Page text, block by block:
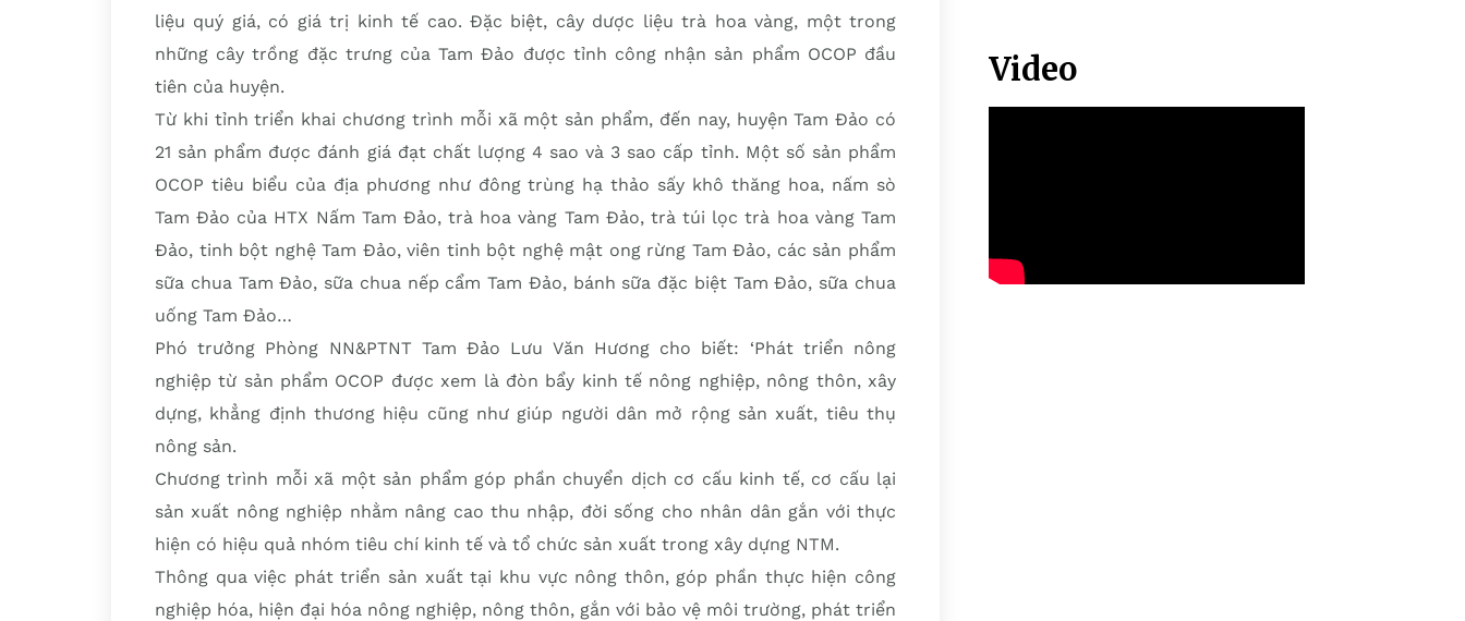
liệu quý giá, có giá trị kinh tế cao. Đặc biệt, cây dược liệu trà hoa vàng, một trong
những cây trồng đặc trưng của Tam Đảo được tỉnh công nhận sản phẩm OCOP đầu
tiên của huyện.
Từ khi tỉnh triển khai chương trình mỗi xã một sản phẩm, đến nay, huyện Tam Đảo có
21 sản phẩm được đánh giá đạt chất lượng 4 sao và 3 sao cấp tỉnh. Một số sản phẩm
OCOP tiêu biểu của địa phương như đông trùng hạ thảo sấy khô thăng hoa, nấm sò
Tam Đảo của HTX Nấm Tam Đảo, trà hoa vàng Tam Đảo, trà túi lọc trà hoa vàng Tam
Đảo, tinh bột nghệ Tam Đảo, viên tinh bột nghệ mật ong rừng Tam Đảo, các sản phẩm
sữa chua Tam Đảo, sữa chua nếp cẩm Tam Đảo, bánh sữa đặc biệt Tam Đảo, sữa chua
uống Tam Đảo…
Phó trưởng Phòng NN&PTNT Tam Đảo Lưu Văn Hương cho biết: ‘Phát triển nông
nghiệp từ sản phẩm OCOP được xem là đòn bẩy kinh tế nông nghiệp, nông thôn, xây
dựng, khẳng định thương hiệu cũng như giúp người dân mở rộng sản xuất, tiêu thụ
nông sản.
Chương trình mỗi xã một sản phẩm góp phần chuyển dịch cơ cấu kinh tế, cơ cấu lại
sản xuất nông nghiệp nhằm nâng cao thu nhập, đời sống cho nhân dân gắn với thực
hiện có hiệu quả nhóm tiêu chí kinh tế và tổ chức sản xuất trong xây dựng NTM.
Thông qua việc phát triển sản xuất tại khu vực nông thôn, góp phần thực hiện công
nghiệp hóa, hiện đại hóa nông nghiệp, nông thôn, gắn với bảo vệ môi trường, phát triển
Video